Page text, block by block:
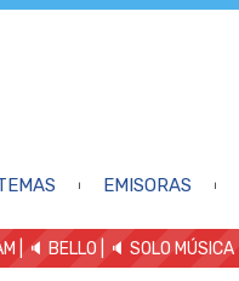
EMISORAS
| 🔈 BELLO 🔈 SOLO MÚSICA